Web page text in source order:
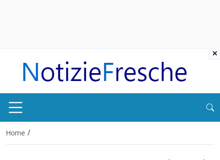
Home /
×